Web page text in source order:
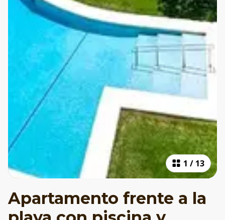
1 / 13
Apartamento frente a la